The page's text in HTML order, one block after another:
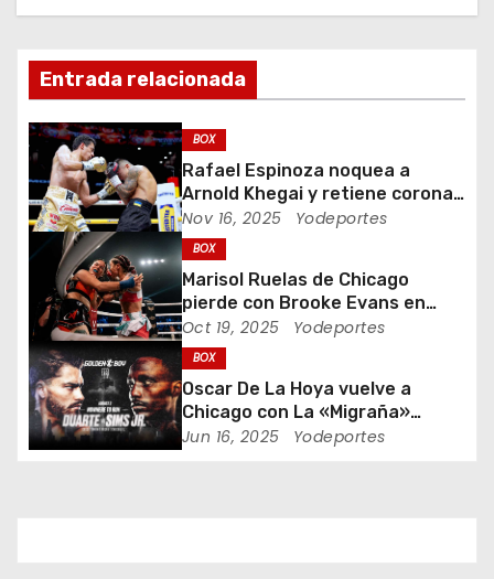
c
ó
n
d
e
e
n
t
r
Entrada relacionada
BOX
Rafael Espinoza noquea a
Arnold Khegai y retiene corona
de peso pluma
Nov 16, 2025 Yodeportes
BOX
Marisol Ruelas de Chicago
pierde con Brooke Evans en
Indiana Bare Knuckle Fighting
Oct 19, 2025 Yodeportes
BOX
Oscar De La Hoya vuelve a
Chicago con La «Migraña»
Duarte y Kenneth “Bossman”
Jun 16, 2025 Yodeportes